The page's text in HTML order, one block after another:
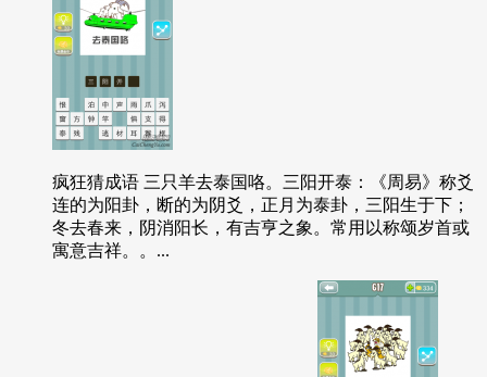
疯狂猜成语 三只羊去泰国咯。三阳开泰：《周易》称爻
连的为阳卦，断的为阴爻，正月为泰卦，三阳生于下；
冬去春来，阴消阳长，有吉亨之象。常用以称颂岁首或
寓意吉祥。。...